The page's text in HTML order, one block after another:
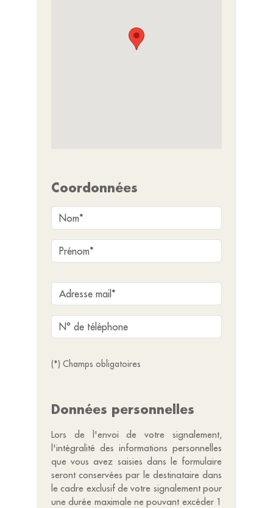
Coordonnées
(*) Champs obligatoires
Données personnelles
Lors de l'envoi de votre signalement,
l'intégralité des informations personnelles
que vous avez saisies dans le formulaire
seront conservées par le destinataire dans
le cadre exclusif de votre signalement pour
une durée maximale ne pouvant excéder 1